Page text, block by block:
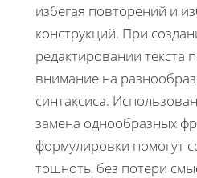
избегая повторений и
конструкций. При
редактировании текста
внимание на
синтаксиса.
замена однообразных
формулировки помогут
тошноты без потери